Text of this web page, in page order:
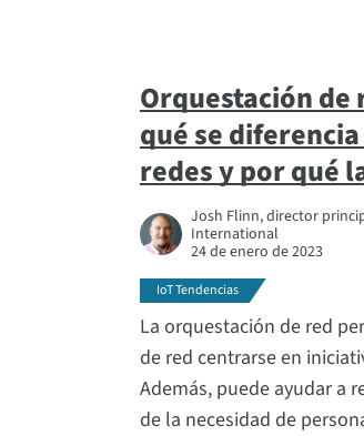
Orquestación de
qué se
redes y por qué
Josh Flinn, director
International
24 de enero de 2023
IoT Tendencias
La orquestación de red
de red centrarse en
Además, puede ayudar a
de la necesidad de